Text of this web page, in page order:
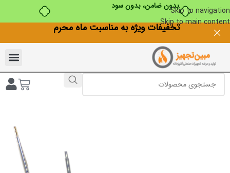
بدون ضامن، بدون سودSkip to navigation
Skip to main contentتخفیفات ویژه به مناسبت ماه محرم